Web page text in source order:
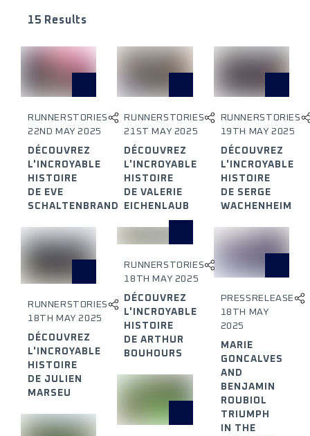
15 Results
RUNNERSTORIES
22ND MAY 2025
DÉCOUVREZ
L'INCROYABLE
HISTOIRE
DE EVE
SCHALTENBRAND
RUNNERSTORIES
18TH MAY 2025
DÉCOUVREZ
L'INCROYABLE
HISTOIRE
DE JULIEN
MARSEU
RUNNERSTORIES
21ST MAY 2025
DÉCOUVREZ
L'INCROYABLE
HISTOIRE
DE VALERIE
EICHENLAUB
RUNNERSTORIES
18TH MAY 2025
DÉCOUVREZ
L'INCROYABLE
HISTOIRE
DE ARTHUR
BOUHOURS
RUNNERSTORIES
19TH MAY 2025
DÉCOUVREZ
L'INCROYABLE
HISTOIRE
DE SERGE
WACHENHEIM
PRESSRELEASE
18TH MAY
2025
MARIE
GONCALVES
AND
BENJAMIN
ROUBIOL
TRIUMPH
IN THE